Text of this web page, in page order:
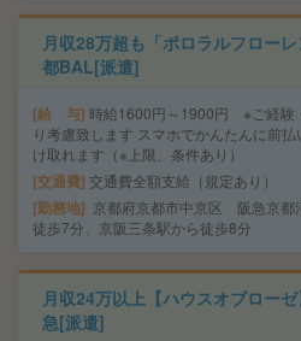
月収28万超も「ポロラルフロー
都BAL[派遣]
給 与 時給1600円～1900円 ※ご経験
り考慮致します スマホでかんたんに前
け取れます（※上限、条件あり）
交通費 交通費全額支給（規定あり）
勤務地
京都府京都市中京区 阪急京都
徒歩7分、京阪三条駅から徒歩8分
月収24万以上【ハウスオブロー
急[派遣]